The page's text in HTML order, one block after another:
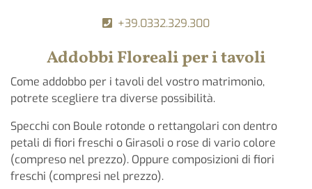
+39.0332.329.300
Addobbi Floreali per i tavoli
Come addobbo per i tavoli del vostro matrimonio,
potrete scegliere tra diverse possibilità.
Specchi con Boule rotonde o rettangolari con dentro
petali di fiori freschi o Girasoli o rose di vario colore
(compreso nel prezzo). Oppure composizioni di fiori
freschi (compresi nel prezzo).